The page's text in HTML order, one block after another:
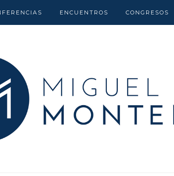
ENCUENTROS CONGRESOS